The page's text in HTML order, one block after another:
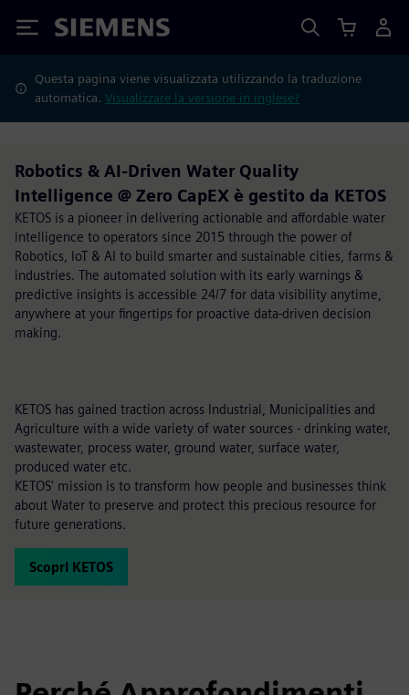
Siemens
Questa pagina viene visualizzata utilizzando la traduzione
automatica.Visualizzare la versione in inglese?
Robotics & AI-Driven Water Quality
Intelligence @ Zero CapEX è gestito da KETOS
KETOS is a pioneer in delivering actionable and affordable water
intelligence to operators since 2015 through the power of
Robotics, IoT & AI to build smarter and sustainable cities, farms &
industries. The automated solution with its early warnings &
predictive insights is accessible 24/7 for data visibility anytime,
anywhere at your fingertips for proactive data-driven decision
making.
KETOS has gained traction across Industrial, Municipalities and
Agriculture with a wide variety of water sources - drinking water,
wastewater, process water, ground water, surface water,
produced water etc.
KETOS' mission is to transform how people and businesses think
about Water to preserve and protect this precious resource for
future generations.
Scopri KETOS